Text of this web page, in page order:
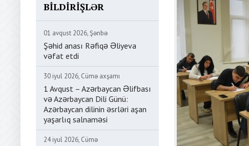
BILDIRIŞLƏR
01 avqust 2026, Şənbə
Şəhid anası Rəfiqə Əliyeva
vəfat etdi
30 iyul 2026, Cümə axşamı
1 Avqust – Azərbaycan Əlifbası
və Azərbaycan Dili Günü:
Azərbaycan dilinin əsrləri aşan
yaşarlıq salnaməsi
24 iyul 2026, Cümə